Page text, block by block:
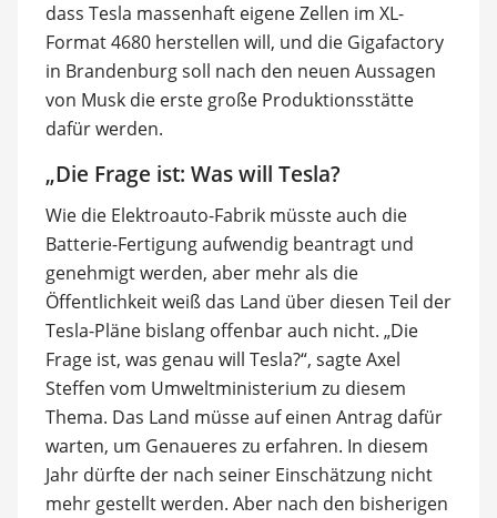
dass Tesla massenhaft eigene Zellen im XL-
Format 4680 herstellen will, und die Gigafactory
in Brandenburg soll nach den neuen Aussagen
von Musk die erste große Produktionsstätte
dafür werden.
„Die Frage ist: Was will Tesla?
Wie die Elektroauto-Fabrik müsste auch die
Batterie-Fertigung aufwendig beantragt und
genehmigt werden, aber mehr als die
Öffentlichkeit weiß das Land über diesen Teil der
Tesla-Pläne bislang offenbar auch nicht. „Die
Frage ist, was genau will Tesla?“, sagte Axel
Steffen vom Umweltministerium zu diesem
Thema. Das Land müsse auf einen Antrag dafür
warten, um Genaueres zu erfahren. In diesem
Jahr dürfte der nach seiner Einschätzung nicht
mehr gestellt werden. Aber nach den bisherigen